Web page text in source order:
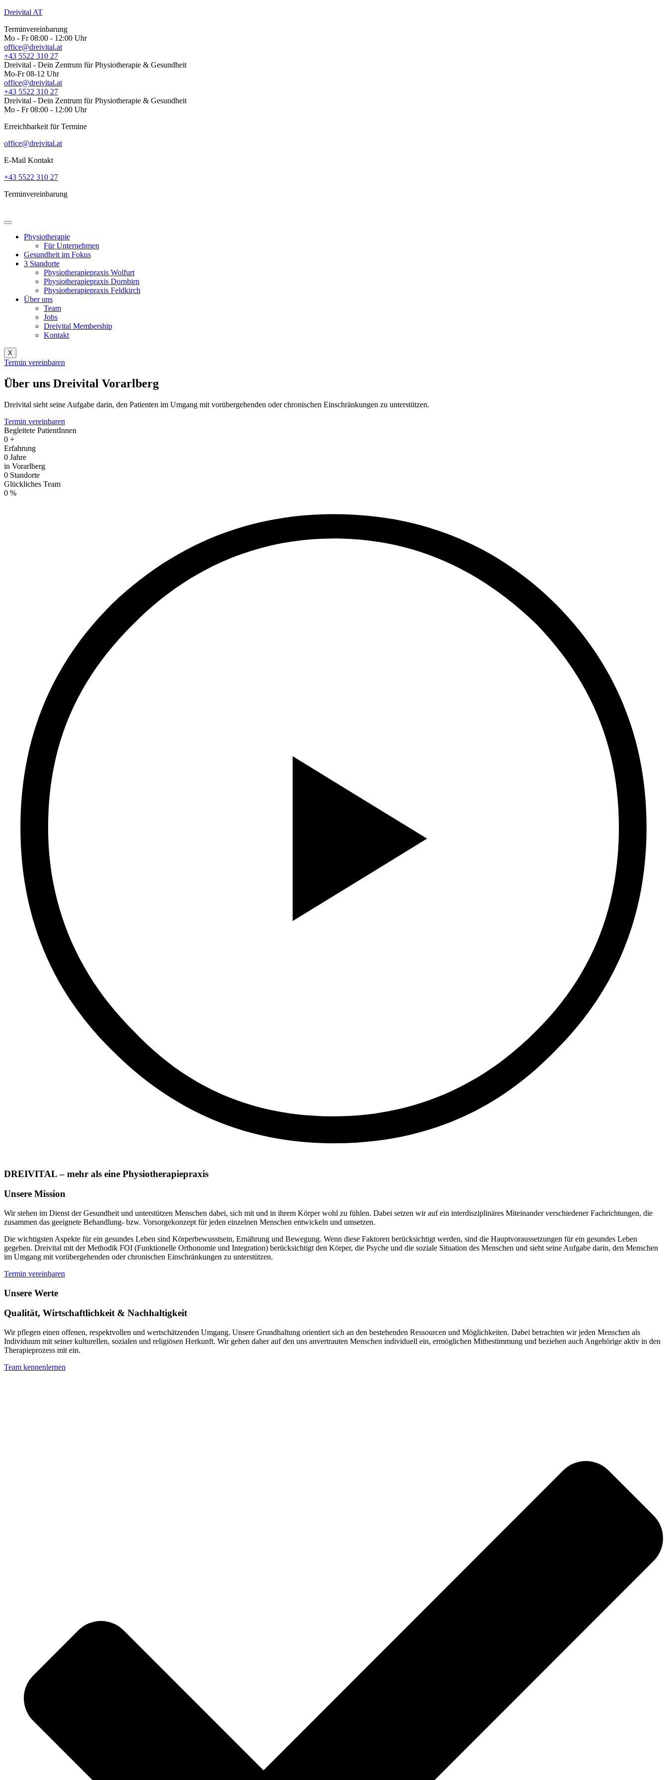
Dreivital AT
Terminvereinbarung
Mo - Fr 08:00 - 12:00 Uhr
office@dreivital.at
+43 5522 310 27
Dreivital - Dein Zentrum für Physiotherapie & Gesundheit
Mo-Fr 08-12 Uhr
office@dreivital.at
+43 5522 310 27
Dreivital - Dein Zentrum für Physiotherapie & Gesundheit
Mo - Fr 08:00 - 12:00 Uhr
Erreichbarkeit für Termine
office@dreivital.at
E-Mail Kontakt
+43 5522 310 27
Terminvereinbarung
Physiotherapie
Für Unternehmen
Gesundheit im Fokus
3 Standorte
Physiotherapiepraxis Wolfurt
Physiotherapiepraxis Dornbirn
Physiotherapiepraxis Feldkirch
Über uns
Team
Jobs
Dreivital Membership
Kontakt
X
Termin vereinbaren
Über uns Dreivital Vorarlberg
Dreivital sieht seine Aufgabe darin, den Patienten im Umgang mit vorübergehenden oder chronischen Einschränkungen zu unterstützen.
Termin vereinbaren
Begleitete PatientInnen
0 +
Erfahrung
0 Jahre
in Vorarlberg
0 Standorte
Glückliches Team
0 %
DREIVITAL – mehr als eine Physiotherapiepraxis
Unsere Mission
Wir stehen im Dienst der Gesundheit und unterstützen Menschen dabei, sich mit und in ihrem Körper wohl zu fühlen. Dabei setzen wir auf ein interdisziplinäres Miteinander verschiedener Fachrichtungen, die
zusammen das geeignete Behandlung- bzw. Vorsorgekonzept für jeden einzelnen Menschen entwickeln und umsetzen.
Die wichtigsten Aspekte für ein gesundes Leben sind Körperbewusstsein, Ernährung und Bewegung. Wenn diese Faktoren berücksichtigt werden, sind die Hauptvoraussetzungen für ein gesundes Leben
gegeben. Dreivital mit der Methodik FOI (Funktionelle Orthonomie und Integration) berücksichtigt den Körper, die Psyche und die soziale Situation des Menschen und sieht seine Aufgabe darin, den Menschen
im Umgang mit vorübergehenden oder chronischen Einschränkungen zu unterstützen.
Termin vereinbaren
Unsere Werte
Qualität, Wirtschaftlichkeit & Nachhaltigkeit
Wir pflegen einen offenen, respektvollen und wertschätzenden Umgang. Unsere Grundhaltung orientiert sich an den bestehenden Ressourcen und Möglichkeiten. Dabei betrachten wir jeden Menschen als
Individuum mit seiner kulturellen, sozialen und religiösen Herkunft. Wir gehen daher auf den uns anvertrauten Menschen individuell ein, ermöglichen Mitbestimmung und beziehen auch Angehörige aktiv in den
Therapieprozess mit ein.
Team kennenlernen